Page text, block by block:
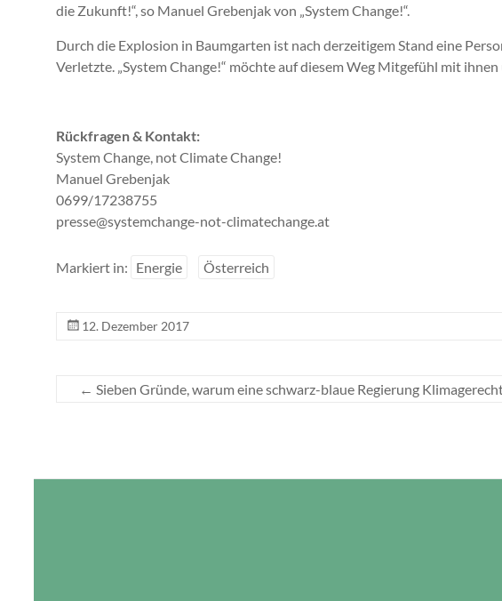
die Zukunft!“, so Manuel Grebenjak von „System Change!“.
Durch die Explosion in Baumgarten ist nach derzeitigem Stand eine
Verletzte. „System Change!“ möchte auf diesem Weg Mitgefühl mit
Rückfragen & Kontakt:
System Change, not Climate Change!
Manuel Grebenjak
0699/17238755
presse@systemchange-not-climatechange.at
Markiert in: Energie Österreich
12. Dezember 2017
← Sieben Gründe, warum eine schwarz-blaue Regierung